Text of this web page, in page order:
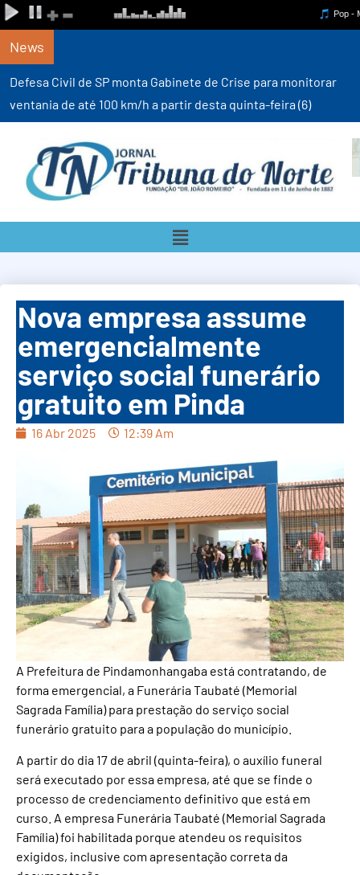
News
Defesa Civil de SP monta Gabinete de Crise para monitorar
ventania de até 100 km/h a partir desta quinta-feira (6)
Nova empresa assume
emergencialmente
serviço social funerário
gratuito em Pinda
16 Abr 2025 12:39 Am
A Prefeitura de Pindamonhangaba está contratando, de
forma emergencial, a Funerária Taubaté (Memorial
Sagrada Família) para prestação do serviço social
funerário gratuito para a população do município.
A partir do dia 17 de abril (quinta-feira), o auxílio funeral
será executado por essa empresa, até que se finde o
processo de credenciamento definitivo que está em
curso. A empresa Funerária Taubaté (Memorial Sagrada
Família) foi habilitada porque atendeu os requisitos
exigidos, inclusive com apresentação correta da